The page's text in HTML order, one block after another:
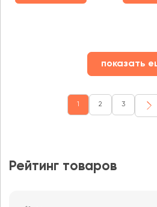
показать
1 2 3
Рейтинг товаров